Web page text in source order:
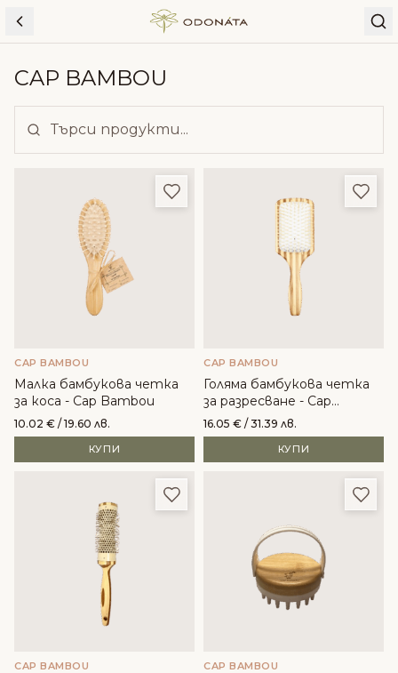
Skip to content
CAP BAMBOU
Добави в любими
CAP BAMBOU
Малка бамбукова четка
за коса - Cap Bambou
10.02 € / 19.60 лв.
КУПИ
CAP BAMBOU
Голямa бамбукова четка
за разресване - Cap
Bambou
16.05 € / 31.39 лв.
КУПИ
Добави в любими
CAP BAMBOU CAP BAMBOU